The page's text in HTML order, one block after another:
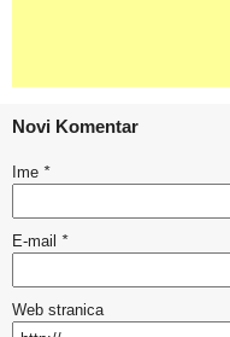
Novi Komentar
Ime *
E-mail *
Web stranica